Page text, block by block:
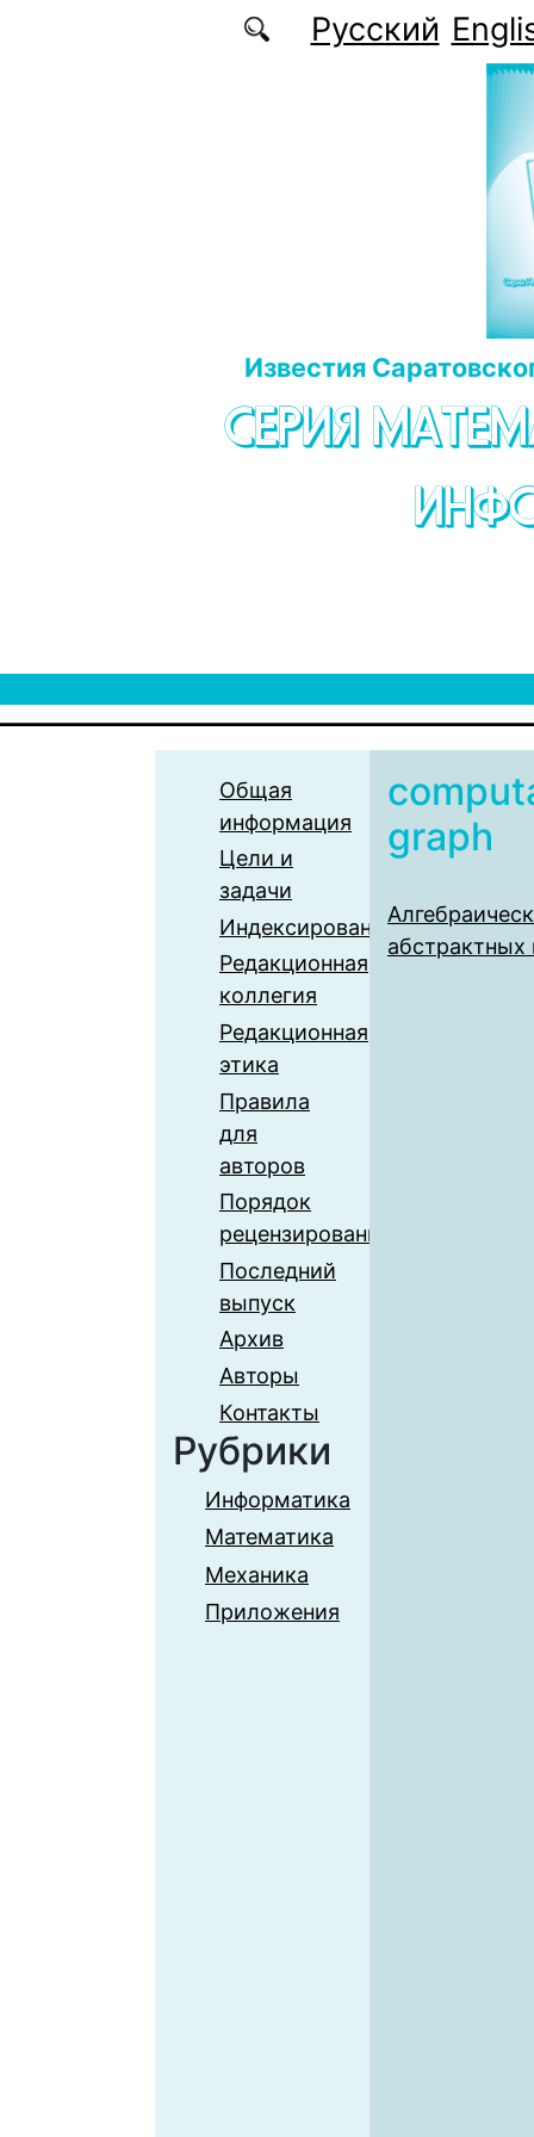
Перейти к основному содержаниюРусский
Известия
СЕРИЯ
Общая
информация
Цели и
задачи
Индексирование
Редакционная
коллегия
Редакционная
этика
Правила
для
авторов
Порядок
рецензирования
Последний
выпуск
Архив
Авторы
Контакты
Рубрики
Информатика
Математика
Механика
Приложения
graph
абстрактных